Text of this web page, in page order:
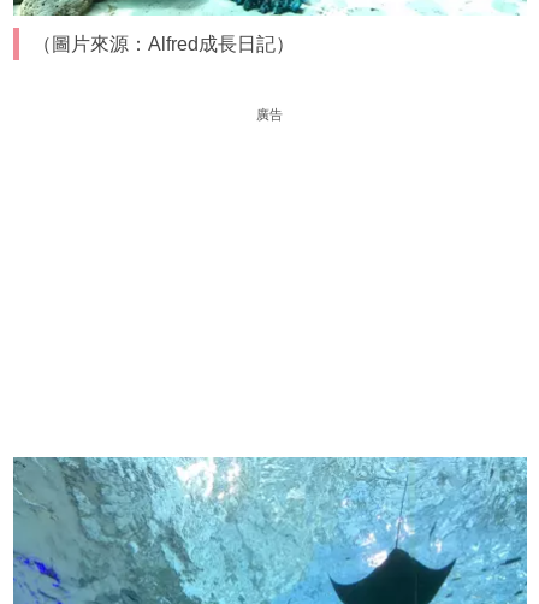
（圖片來源：Alfred成長日記）
廣告